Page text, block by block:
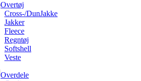
Overtøj
Cross-/DunJakke
Jakker
Fleece
Regntøj
Softshell
Veste
Overdele